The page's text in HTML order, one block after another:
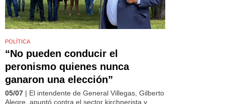
POLÍTICA
“No pueden conducir el
peronismo quienes nunca
ganaron una elección”
05/07 | El intendente de General Villegas, Gilberto
Alegre, apuntó contra el sector kirchnerista y